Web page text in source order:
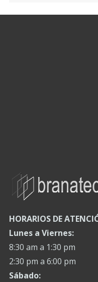
HORARIOS DE
Lunes a Viernes:
8:30 am a 1:30 pm
2:30 pm a 6:00 pm
Sábado: